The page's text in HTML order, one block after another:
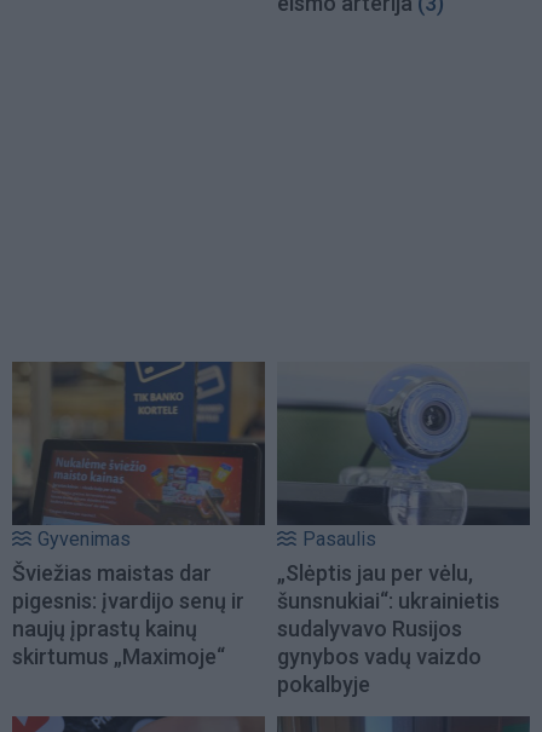
Gyvenimas
Šviežias maistas dar
pigesnis: įvardijo senų ir
naujų įprastų kainų
skirtumus „Maximoje“
Pasaulis
„Slėptis jau per vėlu,
šunsnukiai“: ukrainietis
sudalyvavo Rusijos
gynybos vadų vaizdo
pokalbyje